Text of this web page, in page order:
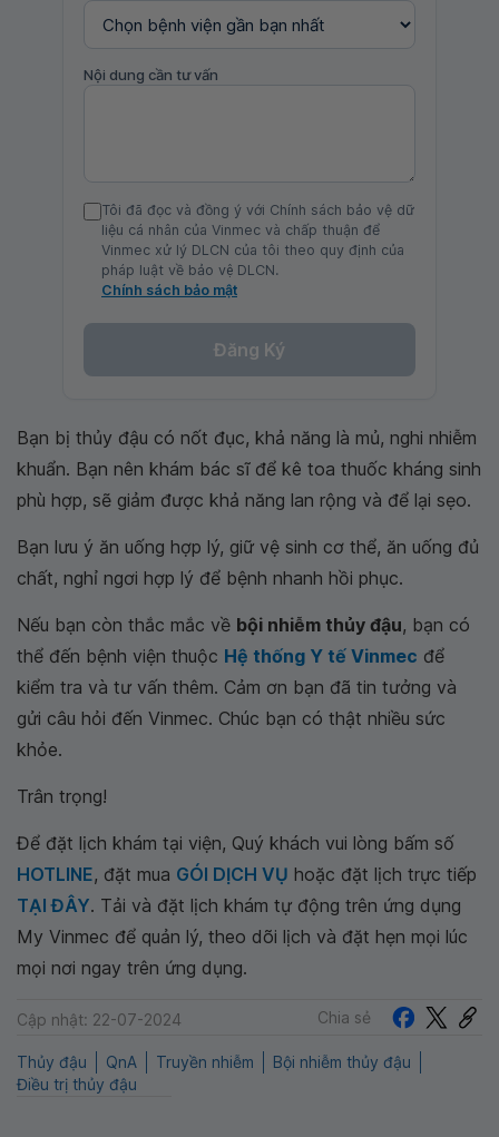
Nội dung cần tư vấn
Tôi đã đọc và đồng ý với Chính sách bảo vệ dữ
liệu cá nhân của Vinmec và chấp thuận để
Vinmec xử lý DLCN của tôi theo quy định của
pháp luật về bảo vệ DLCN.
Chính sách bảo mật
Đăng Ký
Bạn bị thủy đậu có nốt đục, khả năng là mủ, nghi nhiễm
khuẩn. Bạn nên khám bác sĩ để kê toa thuốc kháng sinh
phù hợp, sẽ giảm được khả năng lan rộng và để lại sẹo.
Bạn lưu ý ăn uống hợp lý, giữ vệ sinh cơ thể, ăn uống đủ
chất, nghỉ ngơi hợp lý để bệnh nhanh hồi phục.
Nếu bạn còn thắc mắc về bội nhiễm thủy đậu, bạn có
thể đến bệnh viện thuộc Hệ thống Y tế Vinmec để
kiểm tra và tư vấn thêm. Cảm ơn bạn đã tin tưởng và
gửi câu hỏi đến Vinmec. Chúc bạn có thật nhiều sức
khỏe.
Trân trọng!
Để đặt lịch khám tại viện, Quý khách vui lòng bấm số
HOTLINE, đặt mua GÓI DỊCH VỤ hoặc đặt lịch trực tiếp
TẠI ĐÂY. Tải và đặt lịch khám tự động trên ứng dụng
My Vinmec để quản lý, theo dõi lịch và đặt hẹn mọi lúc
mọi nơi ngay trên ứng dụng.
Cập nhật: 22-07-2024 Chia sẻ
Thủy đậu QnA Truyền nhiễm
Bội nhiễm thủy đậu
Điều trị thủy đậu